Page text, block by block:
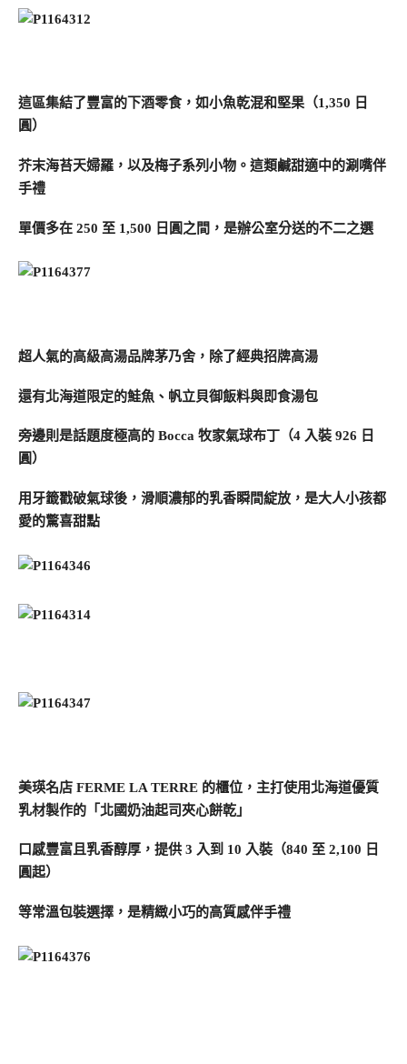
這區集結了豐富的下酒零食，如小魚乾混和堅果（1,350 日
圓）
芥末海苔天婦羅，以及梅子系列小物。這類鹹甜適中的涮嘴伴
手禮
單價多在 250 至 1,500 日圓之間，是辦公室分送的不二之選
超人氣的高級高湯品牌茅乃舍，除了經典招牌高湯
還有北海道限定的鮭魚、帆立貝御飯料與即食湯包
旁邊則是話題度極高的 Bocca 牧家氣球布丁（4 入裝 926 日
圓）
用牙籤戳破氣球後，滑順濃郁的乳香瞬間綻放，是大人小孩都
愛的驚喜甜點
美瑛名店 FERME LA TERRE 的櫃位，主打使用北海道優質
乳材製作的「北國奶油起司夾心餅乾」
口感豐富且乳香醇厚，提供 3 入到 10 入裝（840 至 2,100 日
圓起）
等常溫包裝選擇，是精緻小巧的高質感伴手禮